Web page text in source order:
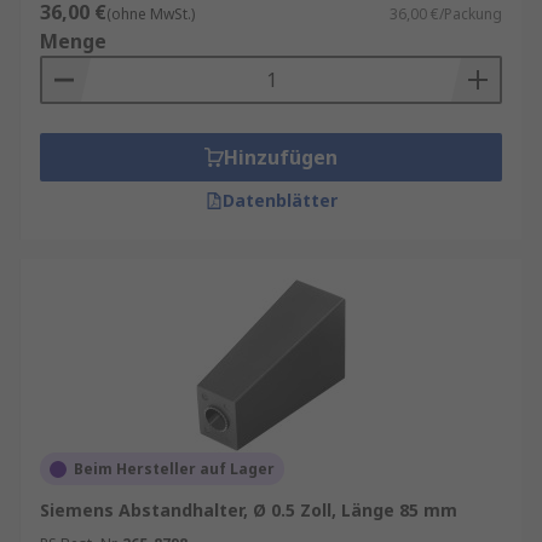
Vielseitigkeit
: Dank ihrer verschiedenen
Größen und Materialien können
Distanzhülsen in einer Vielzahl von
Anwendungen eingesetzt werden.
Stabilität: Sie tragen zur Stabilität und
Festigkeit der Verbindung bei, indem sie die
Kräfte gleichmäßig verteilen.
die Wartung und Reparatur von Maschinen
und Anlagen erleichtert.
Materialien und Herstellung
Distanzhülsen werden aus verschiedenen
Materialien hergestellt, je nach den
Anforderungen der jeweiligen Anwendung.
Häufig verwendete Materialien sind:
36,00 €(ohne MwSt.) 36,00 €/Packung
Menge
Hinzufügen
Datenblätter
Beim Hersteller auf Lager
Siemens Abstandhalter, Ø 0.5 Zoll, Länge 85 mm